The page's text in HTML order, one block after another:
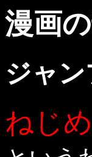
漫画
ジャン
ねじ